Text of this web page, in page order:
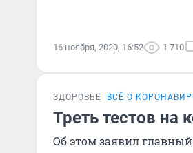
16 ноября, 2020, 16:52 1 710
ЗДОРОВЬЕ ВСЁ О
Треть тестов на
Об этом заявил